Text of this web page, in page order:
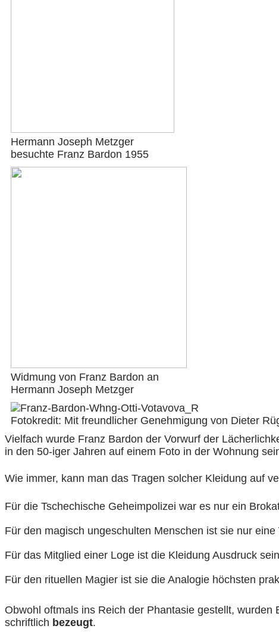
Hermann Joseph Metzger
besuchte Franz Bardon 1955
Widmung von Franz Bardon an
Hermann Joseph Metzger
Fotokredit: Mit freundlicher Genehmigung von Dieter
Vielfach wurde Franz Bardon der Vorwurf der
in den 50-iger Jahren auf einem Foto in der Wohnung
Wie immer, kann man das Tragen solcher Kleidung auf
Für die Tschechische Geheimpolizei war es nur ein
Für den magisch ungeschulten Menschen ist sie nur
Für das Mitglied einer Loge ist die Kleidung Ausdruck
Für den rituellen Magier ist sie die Analogie höchsten
Obwohl oftmals ins Reich der Phantasie gestellt,
schriftlich bezeugt.